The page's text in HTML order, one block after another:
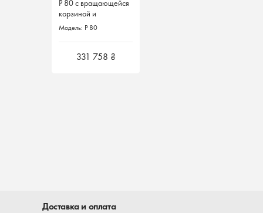
P 80 с вращающейся
корзиной и
электромеханическим
Модель: P 80
331 758 ₴
P 80 с вращающейся
корзиной и
электромеханическим
Модель: P 80
331 758 ₴
Доставка и оплата